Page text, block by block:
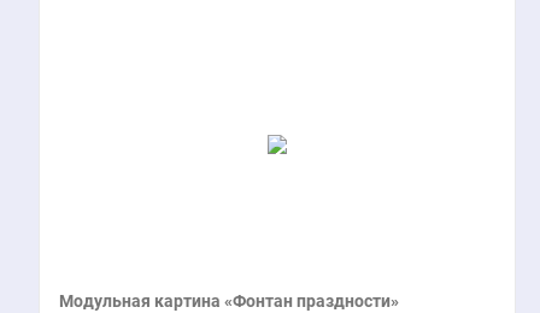
Модульная картина «Фонтан праздности»